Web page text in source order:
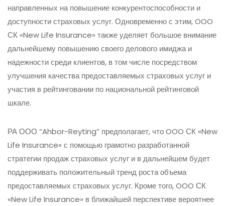
направленных на повышение конкурентоспособности и
доступности страховых услуг. Одновременно с этим, OOO
СК «New Life Insurance» также уделяет большое внимание
дальнейшему повышению своего делового имиджа и
надежности среди клиентов, в том числе посредством
улучшения качества предоставляемых страховых услуг и
участия в рейтинговании по национальной рейтинговой
шкале.
РА ООО “Ahbor-Reyting” предполагает, что OOO СК «New
Life Insurance» с помощью грамотно разработанной
стратегии продаж страховых услуг и в дальнейшем будет
поддерживать положительный тренд роста объема
предоставляемых страховых услуг. Кроме того, OOO СК
«New Life Insurance» в ближайшей перспективе вероятнее